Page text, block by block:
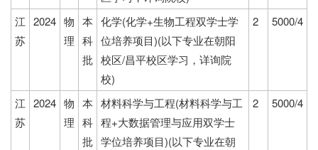
江
苏
2024 物
理
本
科
批
化学(化学+生物工程双学士学
位培养项目)(以下专业在朝阳
校区/昌平校区学习，详询院
校)
2 5000/4
江
苏
2024 物
理
本
科
批
材料科学与工程(材料科学与工
程+大数据管理与应用双学士
学位培养项目)(以下专业在朝
2 5000/4